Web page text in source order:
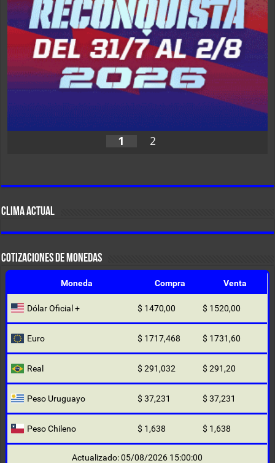
1 2
CLIMA ACTUAL
COTIZACIONES DE MONEDAS
Moneda Compra Venta
Dólar Oficial + $ 1470,00 $ 1520,00
Euro $ 1717,468 $ 1731,60
Real $ 291,032 $ 291,20
Peso Uruguayo $ 37,231 $ 37,231
Peso Chileno $ 1,638 $ 1,638
Actualizado: 05/08/2026 15:00:00